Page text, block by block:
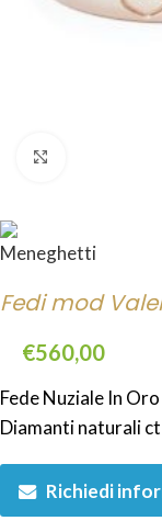
Fedi mod
€560,00
Fede Nuziale In
Diamanti naturali
Richiedi